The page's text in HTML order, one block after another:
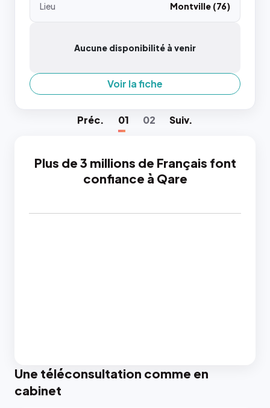
Lieu
Montville (76)
Aucune disponibilité à venir
Voir la fiche
Préc. 01 02 Suiv.
Plus de 3 millions de Français font
confiance à Qare
Une téléconsultation comme en
cabinet